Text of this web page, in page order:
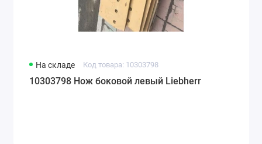
На складе Код товара: 10303798
10303798 Нож боковой левый Liebherr